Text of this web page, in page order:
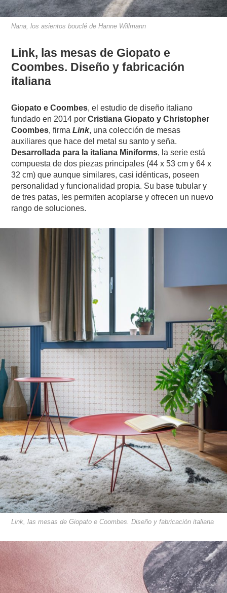
Nana, los asientos bouclé de Hanne Willmann
Link, las mesas de Giopato e
Coombes. Diseño y fabricación
italiana
Giopato e Coombes, el estudio de diseño italiano
fundado en 2014 porCristiana Giopato y Christopher
Coombes, firmaLink, una colección de mesas
auxiliares que hace del metal su santo y seña.
Desarrollada para la italiana Miniforms, la serie está
compuesta de dos piezas principales (44 x 53 cm y 64 x
32 cm) que aunque similares, casi idénticas, poseen
personalidad y funcionalidad propia. Su base tubular y
de tres patas, les permiten acoplarse y ofrecen un nuevo
rango de soluciones.
Link, las mesas de Giopato e Coombes. Diseño y fabricación italiana